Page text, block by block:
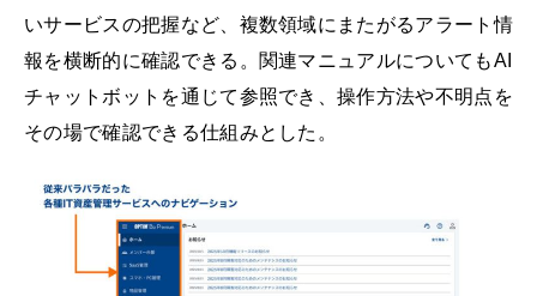
いサービスの把握など、複数領域にまたがるアラート情
報を横断的に確認できる。関連マニュアルについてもAI
チャットボットを通じて参照でき、操作方法や不明点を
その場で確認できる仕組みとした。